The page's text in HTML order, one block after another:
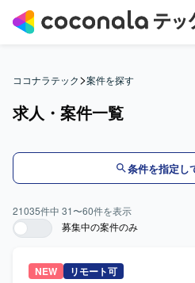
ココナラテック>案件を探す
求人・案件一覧
条件を指定し
21035件中 31〜60件を表示
募集中の案件のみ
NEW リモート可